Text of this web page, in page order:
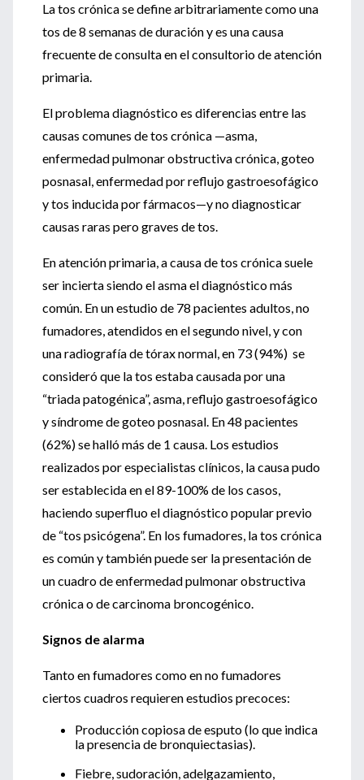
La tos crónica se define arbitrariamente como una
tos de 8 semanas de duración y es una causa
frecuente de consulta en el consultorio de atención
primaria.
El problema diagnóstico es diferencias entre las
causas comunes de tos crónica —asma,
enfermedad pulmonar obstructiva crónica, goteo
posnasal, enfermedad por reflujo gastroesofágico
y tos inducida por fármacos—y no diagnosticar
causas raras pero graves de tos.
En atención primaria, a causa de tos crónica suele
ser incierta siendo el asma el diagnóstico más
común. En un estudio de 78 pacientes adultos, no
fumadores, atendidos en el segundo nivel, y con
una radiografía de tórax normal, en 73 (94%) se
consideró que la tos estaba causada por una
“triada patogénica”, asma, reflujo gastroesofágico
y síndrome de goteo posnasal. En 48 pacientes
(62%) se halló más de 1 causa. Los estudios
realizados por especialistas clínicos, la causa pudo
ser establecida en el 89-100% de los casos,
haciendo superfluo el diagnóstico popular previo
de “tos psicógena”. En los fumadores, la tos crónica
es común y también puede ser la presentación de
un cuadro de enfermedad pulmonar obstructiva
crónica o de carcinoma broncogénico.
Signos de alarma
Tanto en fumadores como en no fumadores
ciertos cuadros requieren estudios precoces:
Producción copiosa de esputo (lo que indica
la presencia de bronquiectasias).
Fiebre, sudoración, adelgazamiento,